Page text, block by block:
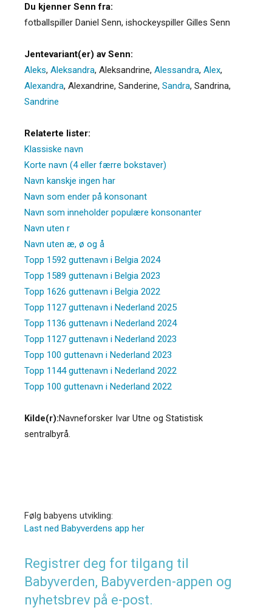
Du kjenner Senn fra:
fotballspiller Daniel Senn, ishockeyspiller Gilles Senn
Jentevariant(er) av Senn:
Aleks, Aleksandra, Aleksandrine, Alessandra, Alex,
Alexandra, Alexandrine, Sanderine, Sandra, Sandrina,
Sandrine
Relaterte lister:
Klassiske navn
Korte navn (4 eller færre bokstaver)
Navn kanskje ingen har
Navn som ender på konsonant
Navn som inneholder populære konsonanter
Navn uten r
Navn uten æ, ø og å
Topp 1592 guttenavn i Belgia 2024
Topp 1589 guttenavn i Belgia 2023
Topp 1626 guttenavn i Belgia 2022
Topp 1127 guttenavn i Nederland 2025
Topp 1136 guttenavn i Nederland 2024
Topp 1127 guttenavn i Nederland 2023
Topp 100 guttenavn i Nederland 2023
Topp 1144 guttenavn i Nederland 2022
Topp 100 guttenavn i Nederland 2022
Kilde(r):Navneforsker Ivar Utne og Statistisk
sentralbyrå.
Følg babyens utvikling:
Last ned Babyverdens app her
Registrer deg for tilgang til
Babyverden, Babyverden-appen og
nyhetsbrev på e-post.